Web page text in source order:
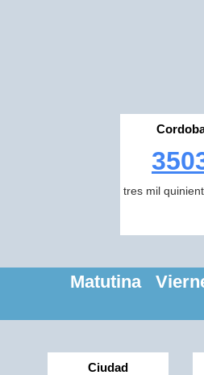
tres mil
Matutina
Ciudad